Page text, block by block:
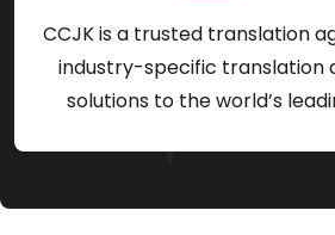
CCJK is a trusted translation
industry-specific translation
solutions to the world’s